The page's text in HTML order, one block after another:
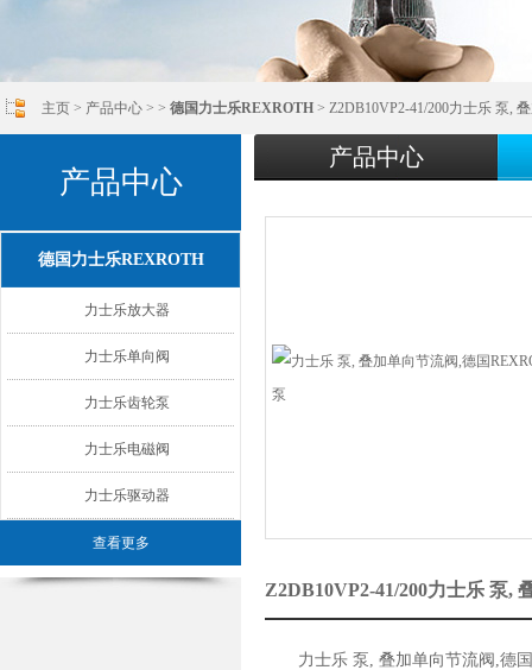
主页 > 产品中心 > > 德国力士乐REXROTH > Z2DB10VP2-41/200力士乐 泵,
产品中心
德国力士乐REXROTH
力士乐放大器
力士乐单向阀
力士乐齿轮泵
力士乐电磁阀
力士乐驱动器
查看更多
产品中心
Z2DB10VP2-41/200力士乐 泵,
力士乐 泵, 叠加单向节流阀,德国